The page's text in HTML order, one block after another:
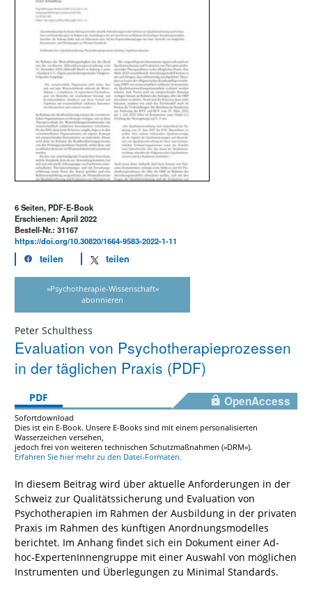
6 Seiten, PDF-E-Book
Erschienen: April 2022
Bestell-Nr.: 31167
https://doi.org/10.30820/1664-9583-2022-1-11
teilen teilen
»Psychotherapie-Wissenschaft«
abonnieren
Peter Schulthess
Evaluation von Psychotherapieprozessen
in der täglichen Praxis (PDF)
PDF OpenAccess
Sofortdownload
Dies ist ein E-Book. Unsere E-Books sind mit einem personalisierten
Wasserzeichen versehen,
jedoch frei von weiteren technischen Schutzmaßnahmen (»DRM«).
Erfahren Sie hier mehr zu den Datei-Formaten.
In diesem Beitrag wird über aktuelle Anforderungen in der
Schweiz zur Qualitätssicherung und Evaluation von
Psychotherapien im Rahmen der Ausbildung in der privaten
Praxis im Rahmen des künftigen Anordnungsmodelles
berichtet. Im Anhang findet sich ein Dokument einer Ad-
hoc-ExpertenInnengruppe mit einer Auswahl von möglichen
Instrumenten und Überlegungen zu Minimal Standards.